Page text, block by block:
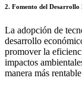
2. Fomento del Desarrollo
La adopción de
desarrollo
promover la
impactos
manera más